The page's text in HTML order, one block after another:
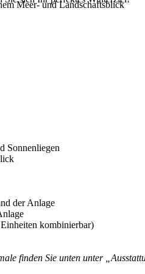
Meer- und Landschaftsblick
Sonnenliegen
der Anlage
kombinierbar)
finden Sie unten unter